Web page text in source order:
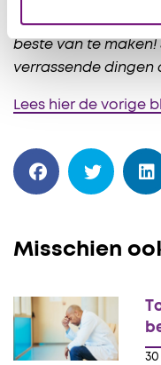
Susan in
beste van te maken!
verrassende dingen
Lees hier de vorige
Misschien